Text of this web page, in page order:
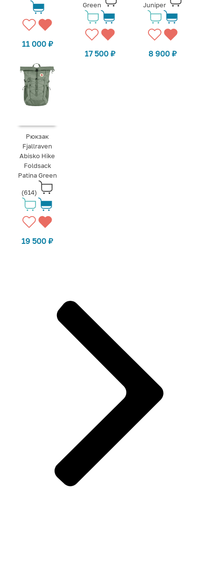
11 000 ₽
Green
17 500 ₽
Juniper
8 900₽
Рюкзак
Fjallraven
Abisko Hike
Foldsack
Patina Green
(614)
19 500₽